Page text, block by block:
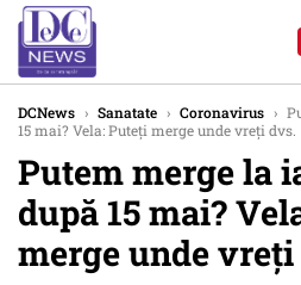
DCNews › Sanatate › Coronavirus ›
15 mai? Vela: Puteți merge unde vreți dvs.
Putem merge la
după 15 mai?
merge unde